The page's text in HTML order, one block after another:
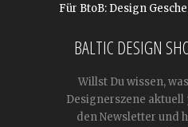
Für BtoB: Design
BALTIC DESIGN
Willst Du wissen,
Designerszene aktuell
den Newsletter und